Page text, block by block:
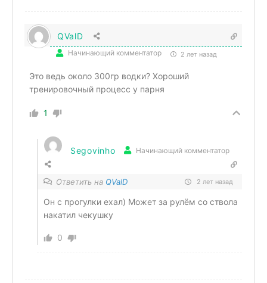
QValD
Начинающий комментатор 2 лет назад
Это ведь около 300гр водки? Хороший
тренировочный процесс у парня
1
Segovinho Начинающий комментатор
Ответить на QValD 2 лет назад
Он с прогулки ехал) Может за рулём со ствола
накатил чекушку
0